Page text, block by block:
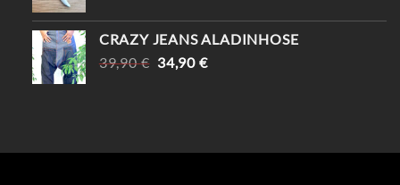
CRAZY JEANS ALADINHOSE
39,90€ URSPRÜNGLICHER
34,90 €AKTUELLER